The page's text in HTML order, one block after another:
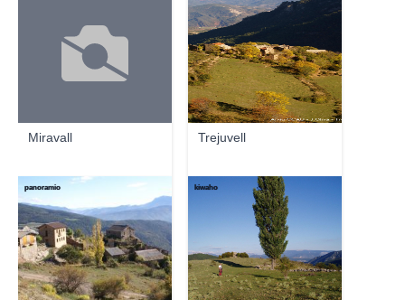
Miravall Trejuvell
panoramio kiwaho